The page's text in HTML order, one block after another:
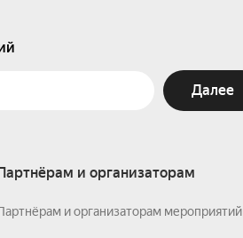
Далее
и организаторам
и организаторам мероприятий